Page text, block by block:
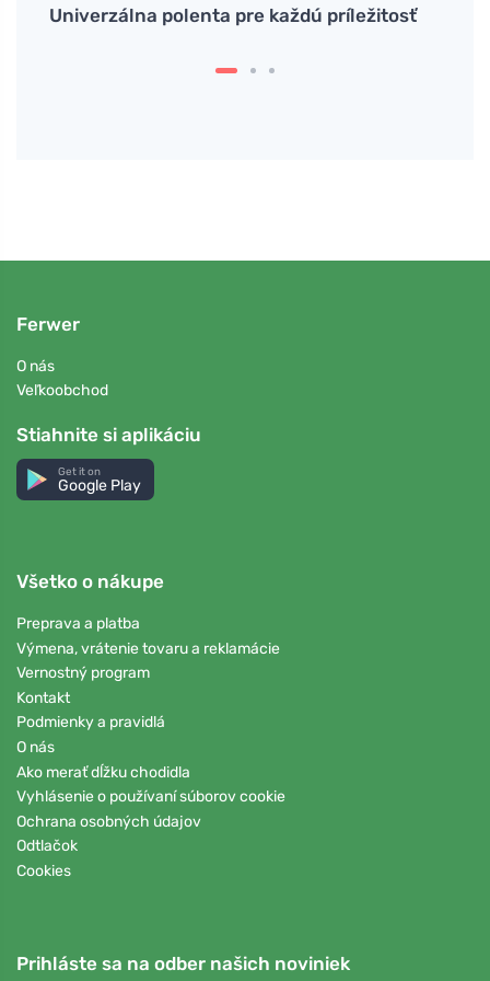
Univerzálna polenta pre každú príležitosť
Ferwer
O nás
Veľkoobchod
Stiahnite si aplikáciu
Get it on
Google Play
Všetko o nákupe
Preprava a platba
Výmena, vrátenie tovaru a reklamácie
Vernostný program
Kontakt
Podmienky a pravidlá
O nás
Ako merať dĺžku chodidla
Vyhlásenie o používaní súborov cookie
Ochrana osobných údajov
Odtlačok
Cookies
Prihláste sa na odber našich noviniek